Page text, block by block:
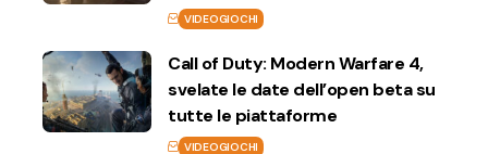
VIDEOGIOCHI
Call of Duty: Modern Warfare 4,
svelate le date dell’open beta su
tutte le piattaforme
VIDEOGIOCHI